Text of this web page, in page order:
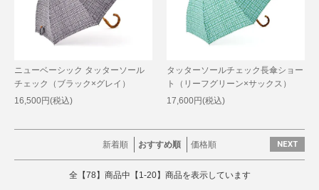
ニューベーシック タッターソール
チェック（ブラック×グレイ）
16,500円(税込)
タッターソールチェック長傘ショー
ト（リーフグリーン×サックス）
17,600円(税込)
新着順 おすすめ順 価格順 NEXT
全【78】商品中【1-20】商品を表示しています